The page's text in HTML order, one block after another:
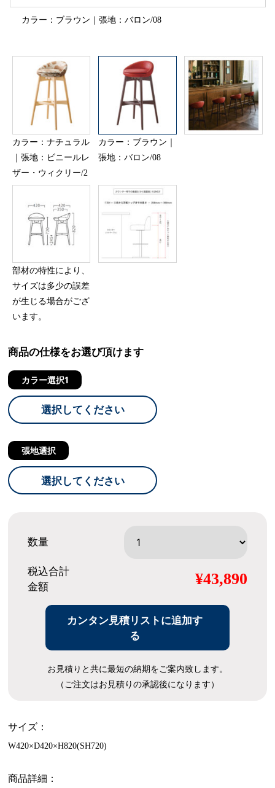
カラー：ブラウン｜張地：バロン/08
カラー：ナチュラル
｜張地：ビニールレ
ザー・ウィクリー/2
カラー：ブラウン｜
張地：バロン/08
部材の特性により、
サイズは多少の誤差
が生じる場合がござ
います。
商品の仕様をお選び頂けます
カラー選択1
選択してください
張地選択
選択してください
数量
税込合計
金額
¥43,890
カンタン見積リストに追加す
る
お見積りと共に最短の納期をご案内致します。
（ご注文はお見積りの承認後になります）
サイズ：
W420×D420×H820(SH720)
商品詳細：